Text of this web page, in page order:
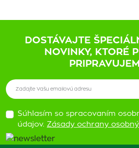
DOSTÁVAJTE
NOVINKY, KTORÉ
Súhlasím so spracovaním
údajov. Zásady ochrany